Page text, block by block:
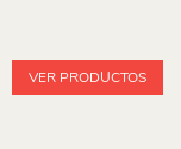
VER PRODUCTOS